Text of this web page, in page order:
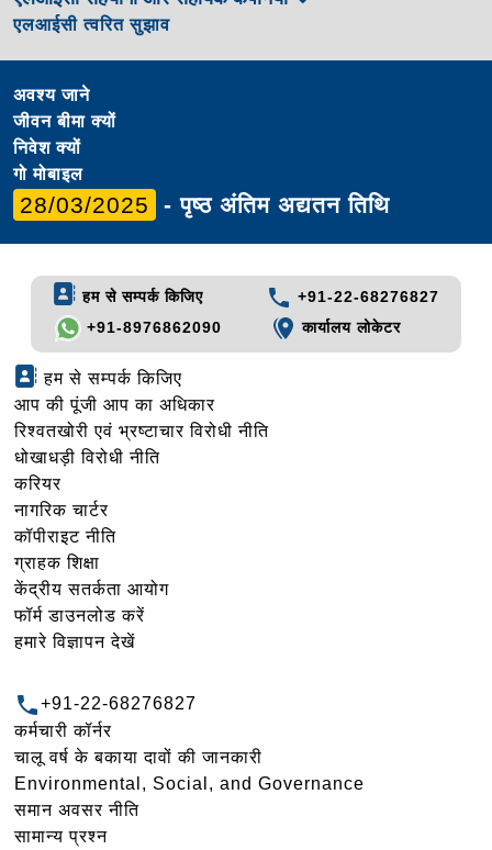
एलआईसी त्वरित सुझाव
अवश्य जाने
जीवन बीमा क्यों
निवेश क्यों
गो मोबाइल
28/03/2025 - पृष्ठ अंतिम अद्यतन तिथि
हम से सम्पर्क किजिए
+91-22-68276827
+91-8976862090
कार्यालय लोकेटर
हम से सम्पर्क किजिए
आप की पूंजी आप का अधिकार
रिश्वतखोरी एवं भ्रष्टाचार विरोधी नीति
धोखाधड़ी विरोधी नीति
करियर
नागरिक चार्टर
कॉपीराइट नीति
ग्राहक शिक्षा
केंद्रीय सतर्कता आयोग
फॉर्म डाउनलोड करें
हमारे विज्ञापन देखें
+91-22-68276827
कर्मचारी कॉर्नर
चालू वर्ष के बकाया दावों की जानकारी
Environmental, Social, and Governance
समान अवसर नीति
सामान्य प्रश्न